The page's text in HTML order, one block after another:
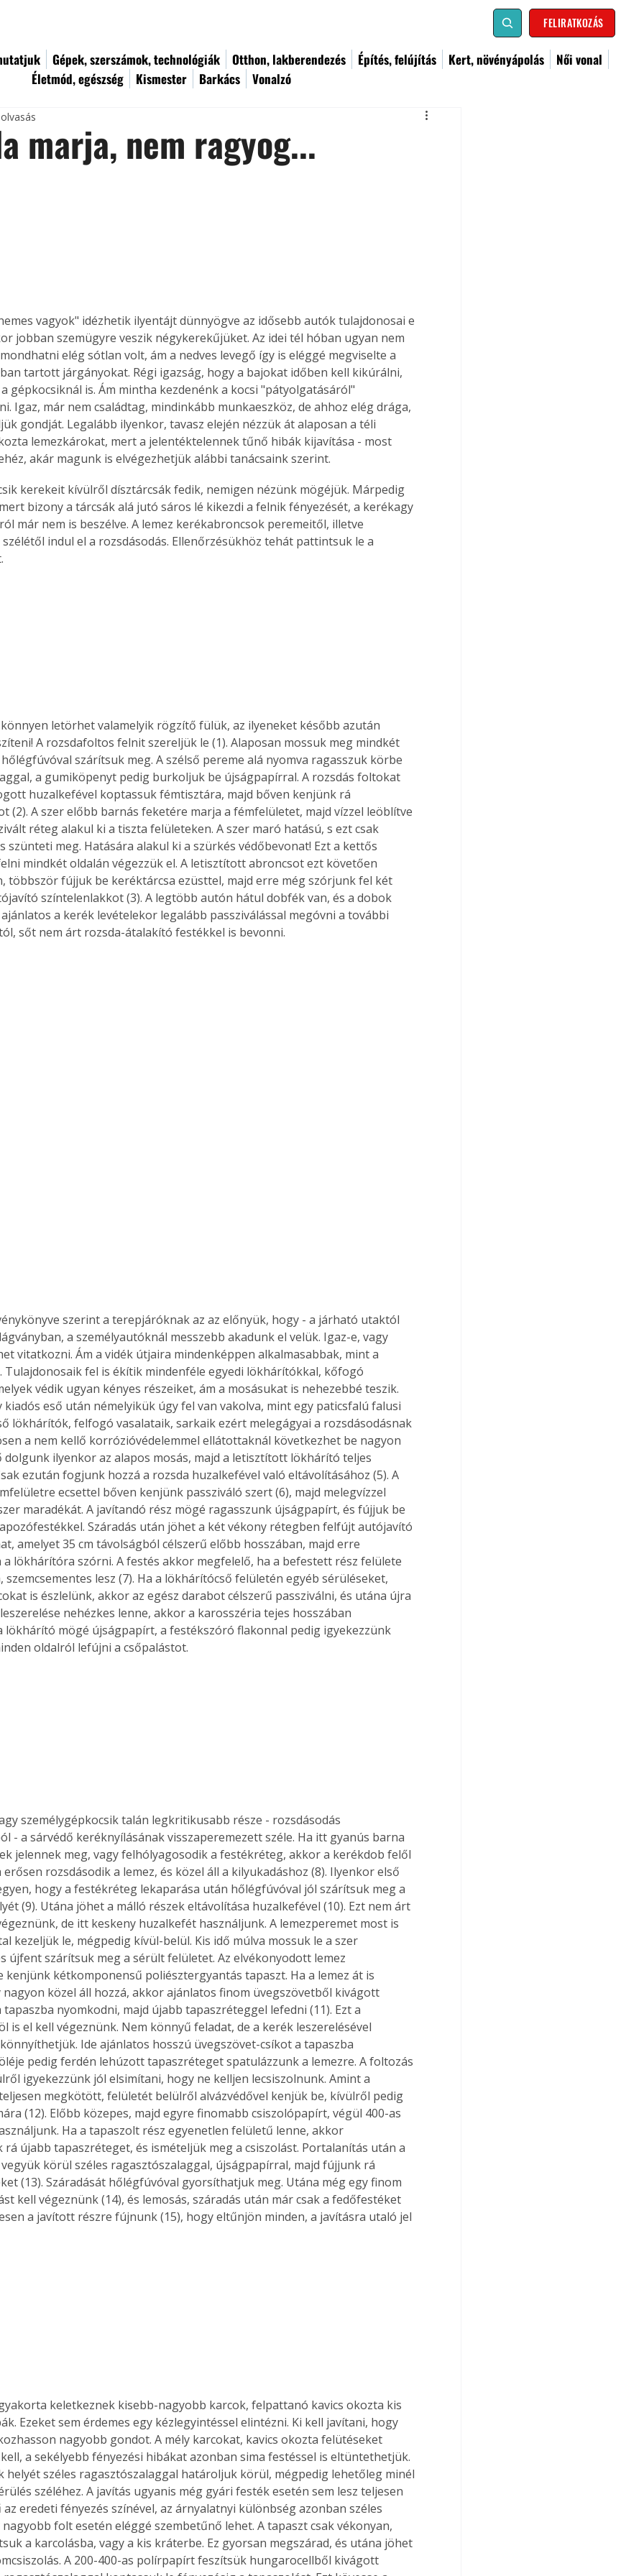
FELIRATKOZÁS
Gépek, szerszámok, technológiák Otthon, lakberendezés Építés, felújítás Kert, növényápolás
Női vonal
Életmód, egészség
Kismester Barkács Vonalzó
az
Old
új,
egyedi
vagy
is
Bárhol,
élve
az
A
Együtt jobban megéri!
Bővebb információ itt!
Együtt jobban megéri! A
könyvek tetszőleges
párosítással kedvezményes
áron, 0 Ft postaköltséggel
megrendelhetők!
Gyógyító növények: a
természet kincsei az
marja, nem ragyog...
vagyok" idézhetik ilyentájt dünnyögve az idősebb autók tulajdonosai e
jobban szemügyre veszik négykerekűjüket. Az idei tél hóban ugyan nem
elég sótlan volt, ám a nedves levegő így is eléggé megviselte a
tartott járgányokat. Régi igazság, hogy a bajokat időben kell kikúrálni,
gépkocsiknál is. Ám mintha kezdenénk a kocsi "pátyolgatásáról"
Igaz, már nem családtag, mindinkább munkaeszköz, de ahhoz elég drága,
gondját. Legalább ilyenkor, tavasz elején nézzük át alaposan a téli
lemezkárokat, mert a jelentéktelennek tűnő hibák kijavítása - most
akár magunk is elvégezhetjük alábbi tanácsaink szerint.
bizony a tárcsák alá jutó sáros lé kikezdi a felnik fényezését, a kerékagy
már nem is beszélve. A lemez kerékabroncsok peremeitől, illetve
szélétől indul el a rozsdásodás. Ellenőrzésükhöz tehát pattintsuk le a
A rozsdafoltos felnit szereljük le (1). Alaposan mossuk meg mindkét
szárítsuk meg. A szélső pereme alá nyomva ragasszuk körbe
a gumiköpenyt pedig burkoljuk be újságpapírral. A rozsdás foltokat
huzalkefével koptassuk fémtisztára, majd bőven kenjünk rá
(2). A szer előbb barnás feketére marja a fémfelületet, majd vízzel leöblítve
réteg alakul ki a tiszta felületeken. A szer maró hatású, s ezt csak
szünteti meg. Hatására alakul ki a szürkés védőbevonat! Ezt a kettős
mindkét oldalán végezzük el. A letisztított abroncsot ezt követően
többször fújjuk be keréktárcsa ezüsttel, majd erre még szórjunk fel két
színtelenlakkot (3). A legtöbb autón hátul dobfék van, és a dobok
a kerék levételekor legalább passziválással megóvni a további
sőt nem árt rozsda-átalakító festékkel is bevonni.
a személyautóknál messzebb akadunk el velük. Igaz-e, vagy
vitatkozni. Ám a vidék útjaira mindenképpen alkalmasabbak, mint a
Tulajdonosaik fel is ékítik mindenféle egyedi lökhárítókkal, kőfogó
védik ugyan kényes részeiket, ám a mosásukat is nehezebbé teszik.
kiadós eső után némelyikük úgy fel van vakolva, mint egy paticsfalú falusi
lökhárítók, felfogó vasalataik, sarkaik ezért melegágyai a rozsdásodásnak
a nem kellő korrózióvédelemmel ellátottaknál következhet be nagyon
dolgunk ilyenkor az alapos mosás, majd a letisztított lökhárító teljes
ezután fogjunk hozzá a rozsda huzalkefével való eltávolításához (5). A
ecsettel bőven kenjünk passziváló szert (6), majd melegvízzel
maradékát. A javítandó rész mögé ragasszunk újságpapírt, és fújjuk be
Száradás után jöhet a két vékony rétegben felfújt autójavító
amelyet 35 cm távolságból célszerű előbb hosszában, majd erre
a lökhárítóra szórni. A festés akkor megfelelő, ha a befestett rész felülete
szemcsementes lesz (7). Ha a lökhárítócső felületén egyéb sérüléseket,
is észlelünk, akkor az egész darabot célszerű passziválni, és utána újra
nehézkes lenne, akkor a karosszéria tejes hosszában
lökhárító mögé újságpapírt, a festékszóró flakonnal pedig igyekezzünk
oldalról lefújni a csőpalástot.
- a sárvédő keréknyílásának visszaperemezett széle. Ha itt gyanús barna
jelennek meg, vagy felhólyagosodik a festékréteg, akkor a kerékdob felől
rozsdásodik a lemez, és közel áll a kilyukadáshoz (8). Ilyenkor első
hogy a festékréteg lekaparása után hőlégfúvóval jól szárítsuk meg a
(9). Utána jöhet a málló részek eltávolítása huzalkefével (10). Ezt nem árt
de itt keskeny huzalkefét használjunk. A lemezperemet most is
kezeljük le, mégpedig kívül-belül. Kis idő múlva mossuk le a szer
újfent szárítsuk meg a sérült felületet. Az elvékonyodott lemez
kenjünk kétkomponensű poliésztergyantás tapaszt. Ha a lemez át is
nagyon közel áll hozzá, akkor ajánlatos finom üvegszövetből kivágott
nyomkodni, majd újabb tapaszréteggel lefedni (11). Ezt a
is el kell végeznünk. Nem könnyű feladat, de a kerék leszerelésével
Ide ajánlatos hosszú üvegszövet-csíkot a tapaszba
pedig ferdén lehúzott tapaszréteget spatulázzunk a lemezre. A foltozás
igyekezzünk jól elsimítani, hogy ne kelljen lecsiszolnunk. Amint a
megkötött, felületét belülről alvázvédővel kenjük be, kívülről pedig
(12). Előbb közepes, majd egyre finomabb csiszolópapírt, végül 400-as
Ha a tapaszolt rész egyenetlen felületű lenne, akkor
rá újabb tapaszréteget, és ismételjük meg a csiszolást. Portalanítás után a
körül széles ragasztószalaggal, újságpapírral, majd fújjunk rá
(13). Száradását hőlégfúvóval gyorsíthatjuk meg. Utána még egy finom
kell végeznünk (14), és lemosás, száradás után már csak a fedőfestéket
a javított részre fújnunk (15), hogy eltűnjön minden, a javításra utaló jel
Ezeket sem érdemes egy kézlegyintéssel elintézni. Ki kell javítani, hogy
nagyobb gondot. A mély karcokat, kavics okozta felütéseket
a sekélyebb fényezési hibákat azonban sima festéssel is eltüntethetjük.
helyét széles ragasztószalaggal határoljuk körül, mégpedig lehetőleg minél
széléhez. A javítás ugyanis még gyári festék esetén sem lesz teljesen
eredeti fényezés színével, az árnyalatnyi különbség azonban széles
nagyobb folt esetén eléggé szembetűnő lehet. A tapaszt csak vékonyan,
a karcolásba, vagy a kis kráterbe. Ez gyorsan megszárad, és utána jöhet
A 200-400-as polírpapírt feszítsük hungarocellből kivágott